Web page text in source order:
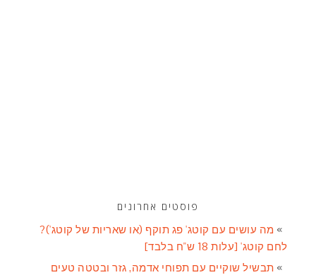
פוסטים אחרונים
מה עושים עם קוטג' פג תוקף (או שאריות של קוטג')?
לחם קוטג' [עלות 18 ש"ח בלבד]
תבשיל שוקיים עם תפוחי אדמה, גזר ובטטה טעים